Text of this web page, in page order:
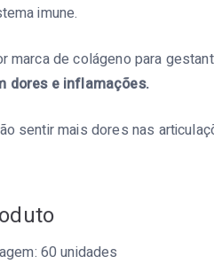
imune.
marca de colágeno para
dores e inflamações.
sentir mais dores nas
60 unidades